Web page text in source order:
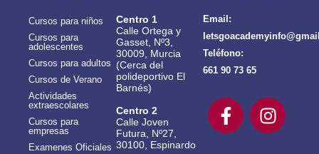
Cursos para niños
Cursos para
adolescentes
Cursos para adultos
Cursos de Verano
Actividades
extraescolares
Cursos para
empresas
Examenes Oficiales
Centro 1
Calle Ortega y
Gasset, Nº3,
30009, Murcia
(Cerca del
polideportivo El
Barnés)
Centro 2
Calle Joven
Futura, Nº27,
30100, Espinardo
Email:
Teléfono:
661 90 73 65